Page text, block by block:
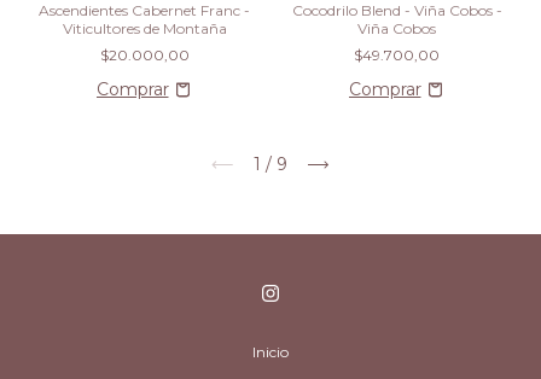
Ascendientes Cabernet Franc -
Viticultores de Montaña
$20.000,00
Cocodrilo Blend - Viña Cobos -
Viña Cobos
$49.700,00
1 / 9
Inicio